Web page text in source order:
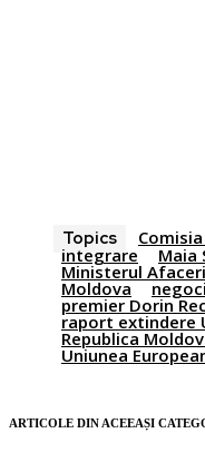
Topics
integrare
Maia
Ministerul
Moldova
premier Dorin
raport extindere
Republica
Uniunea
ARTICOLE DIN ACEEAȘI